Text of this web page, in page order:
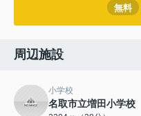
無料
周辺施設
小学校
名取市立増田小学校